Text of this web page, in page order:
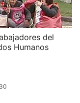
del
Humanos